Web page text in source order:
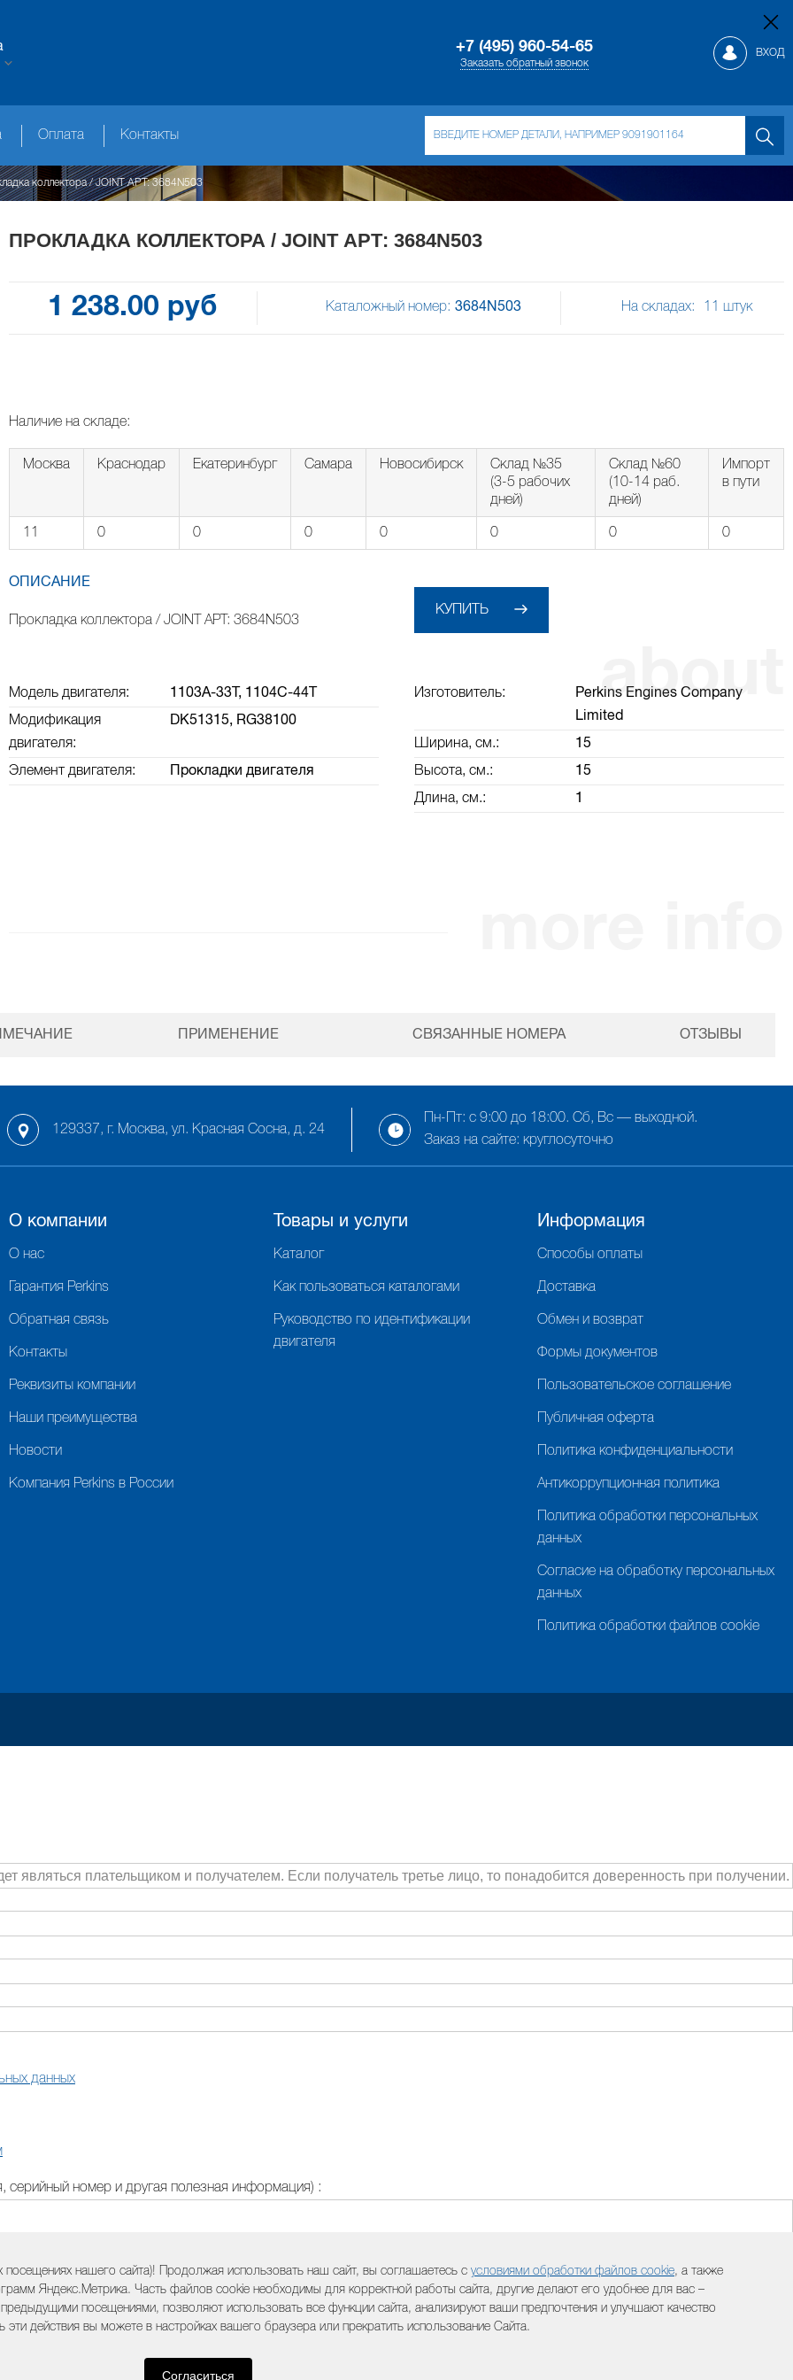
+7 (495) 960-54-65
Заказать обратный звонок
ВХОД
Оплата Контакты
коллектора / JOINT АРТ: 3684N503
ПРОКЛАДКА КОЛЛЕКТОРА / JOINT АРТ: 3684N503
1 238.00 руб Каталожный номер: 3684N503 На складах: штук
Наличие на складе:
Москва Краснодар Екатеринбург Самара Новосибирск
Склад №35
(3-5 рабочих
дней)
Склад №60
(10-14 раб.
дней)
Импорт
в пути
0 0 0 0 0 0 0
ОПИСАНИЕ
Прокладка коллектора / JOINT АРТ: 3684N503
КУПИТЬ
Модель двигателя: 1103A-33T, 1104C-44T
Модификация
двигателя:
DK51315, RG38100
Элемент двигателя: Прокладки двигателя
Изготовитель:
Perkins Engines Company
Limited
Ширина, см.: 15
Высота, см.: 15
Длина, см.: 1
ПРИМЕНЕНИЕ СВЯЗАННЫЕ НОМЕРА ОТЗЫВЫ
129337, г. Москва, ул. Красная Сосна, д. 24
Пн-Пт: с 9:00 до 18:00. Сб, Вс — выходной.
Заказ на сайте: круглосуточно
О компании
О нас
Гарантия Perkins
Обратная связь
Контакты
Реквизиты компании
Наши преимущества
Новости
Компания Perkins в России
Товары и услуги
Каталог
Как пользоваться каталогами
Руководство по идентификации
двигателя
Информация
Способы оплаты
Доставка
Обмен и возврат
Формы документов
Пользовательское соглашение
Публичная оферта
Политика конфиденциальности
Антикоррупционная политика
Политика обработки персональных
данных
Согласие на обработку персональных
данных
Политика обработки файлов cookie
нашего сайта)! Продолжая использовать наш сайт, вы соглашаетесь с условиями обработки файлов cookie, а также
Яндекс.Метрика. Часть файлов cookie необходимы для корректной работы сайта, другие делают его удобнее для вас –
посещениями, позволяют использовать все функции сайта, анализируют ваши предпочтения и улучшают качество
эти действия вы можете в настройках вашего браузера или прекратить использование Сайта.
Согласиться
данных
серийный номер и другая полезная информация) :